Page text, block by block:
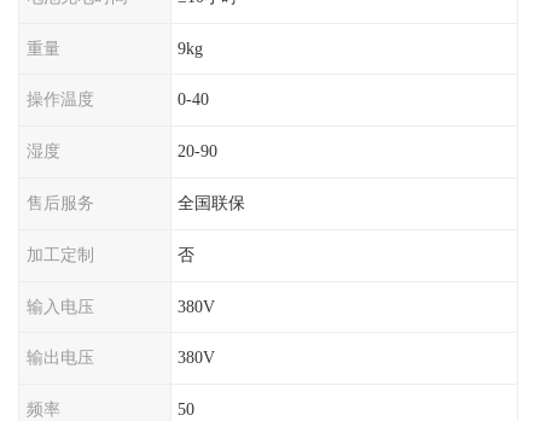
重量 9kg
操作温度 0-40
湿度 20-90
售后服务 全国联保
加工定制 否
输入电压 380V
输出电压 380V
频率 50